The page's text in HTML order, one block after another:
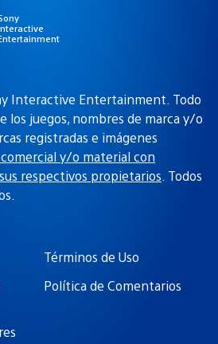
Interactive Entertainment. Todo
los juegos, nombres de marca y/o
registradas e imágenes
y/o material con
respectivos propietarios. Todos
Términos de Uso
Política de Comentarios